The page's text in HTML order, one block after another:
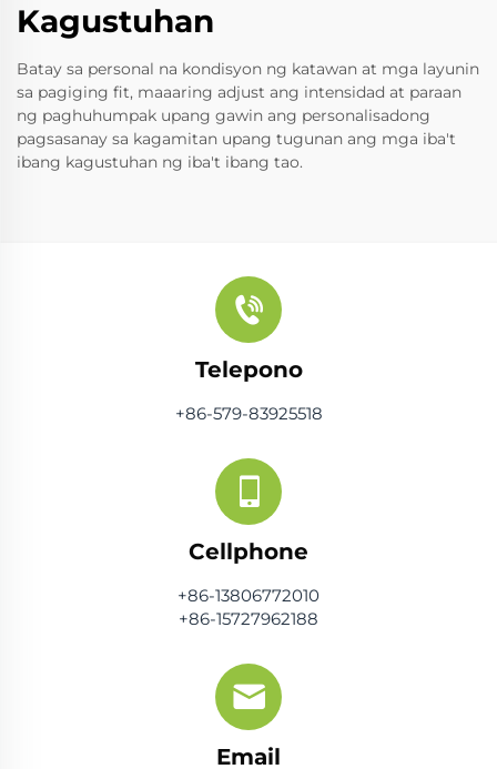
Kagustuhan
Batay sa personal na kondisyon ng katawan at mga layunin
sa pagiging fit, maaaring adjust ang intensidad at paraan
ng paghuhumpak upang gawin ang personalisadong
pagsasanay sa kagamitan upang tugunan ang mga iba't
ibang kagustuhan ng iba't ibang tao.
Telepono
+86-579-83925518
Cellphone
+86-13806772010
+86-15727962188
Email